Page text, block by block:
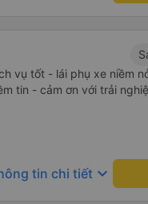
vụ tốt - lái phụ xe niềm
tin - cảm ơn với trải
tin chi tiết keyboard_arrow_down